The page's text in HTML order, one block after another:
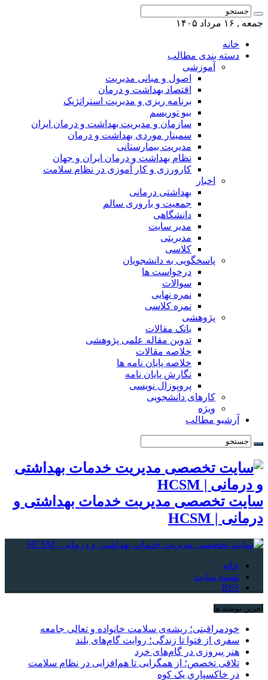
جمعه , ۱۶ مرداد ۱۴۰۵
خانه
دسته بندی مطالب
آموزشی
اصول و مبانی مدیریت
اقتصاد بهداشت و درمان
برنامه ریزی و مدیریت استراتژیک
بیو توریسم
سازمان و مدیریت بهداشت و درمان ایران
سمینار موردی بهداشت و درمان
مدیریت بیمارستانی
نظام بهداشت و درمان ایران و جهان
کارورزی و کار آموزی در نظام سلامت
اخبار
بهداشتی درمانی
جمعیت و باروری سالم
دانشگاهی
مدیر سایت
مدیریتی
کلاسی
پاسخگویی به دانشجویان
درخواست ها
سوالات
نمره نهایی
نمره کلاسی
پژوهشی
بانک مقالات
تدوین مقاله علمی پژوهشی
خلاصه مقالات
خلاصه پایان نامه ها
نگارش پایان نامه
پروپوزال نویسی
کارهای دانشجویی
ویژه
آرشیو مطالب
سایت تخصصی مدیریت خدمات بهداشتی و
درمانی | HCSM
خانه
نقشه سایت
RSS
آخرین نوشته ها
خودمراقبتی؛ ریشه‌ی سلامت خانواده و تعالی جامعه
سفری از فتوا تا زندگی؛ روایت گام‌های بلند
هنر پیروزی در گام‌های خرد
تلاقی تخصص؛ از همگرایی تا هم‌افزایی در نظام سلامت
در خاکسپاریِ یک کوه